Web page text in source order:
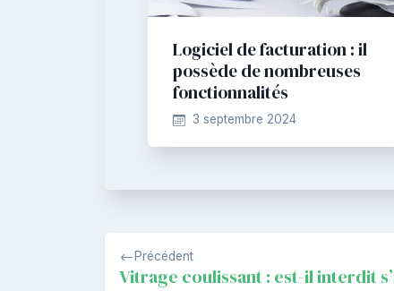
Logiciel de facturation : il
possède de nombreuses
fonctionnalités
3 septembre 2024
Navigation
de
Précédent
Vitrage coulissant : est-il interdit